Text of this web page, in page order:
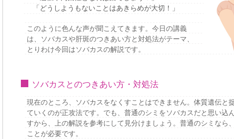
「どうしようもないことはあきらめが大切！」
このように色んな声が聞こえてきます。今日の講義
は、ソバカスや肝斑のつきあい方と対処法がテーマ、
とりわけ今回はソバカスの解説です。
ソバカスとのつきあい方・対処法
現在のところ、ソバカスをなくすことはできません。体質遺伝と
ていくのが正攻法です。でも、普通のシミをソバカスだと思い込
すから、上の解説を参考にして見分けましょう。普通のシミなら、
ことが必要です。